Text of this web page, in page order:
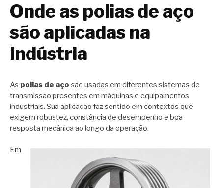
Onde as polias de aço
são aplicadas na
indústria
As polias de aço são usadas em diferentes sistemas de
transmissão presentes em máquinas e equipamentos
industriais. Sua aplicação faz sentido em contextos que
exigem robustez, constância de desempenho e boa
resposta mecânica ao longo da operação.
Em